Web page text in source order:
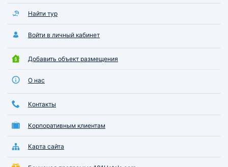
Найти тур
Войти в личный кабинет
Добавить объект размещения
О нас
Контакты
Корпоративным клиентам
Карта сайта